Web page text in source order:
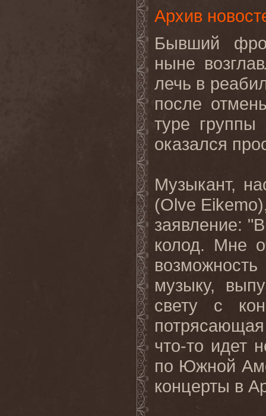
Архив
Бывший
ныне
лечь в
после
туре
оказался
Музыкант,
(Olve Eikemo
заявление: "
колод. Мне
музыку,
свету с
что-то идет
по Южной
концерты в